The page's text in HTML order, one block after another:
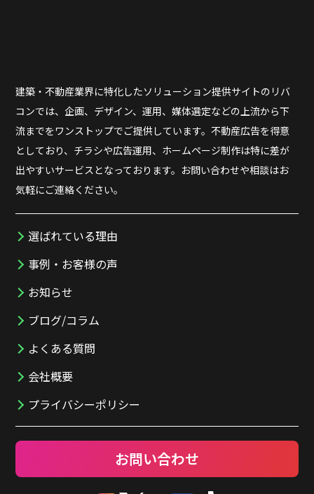
建築・不動産業界に特化したソリューション提供サイトのリバ
コンでは、企画、デザイン、運用、媒体選定などの上流から下
流までをワンストップでご提供しています。不動産広告を得意
としており、チラシや広告運用、ホームページ制作は特に差が
出やすいサービスとなっております。お問い合わせや相談はお
気軽にご連絡ください。
選ばれている理由
事例・お客様の声
お知らせ
ブログ/コラム
よくある質問
会社概要
プライバシーポリシー
お問い合わせ